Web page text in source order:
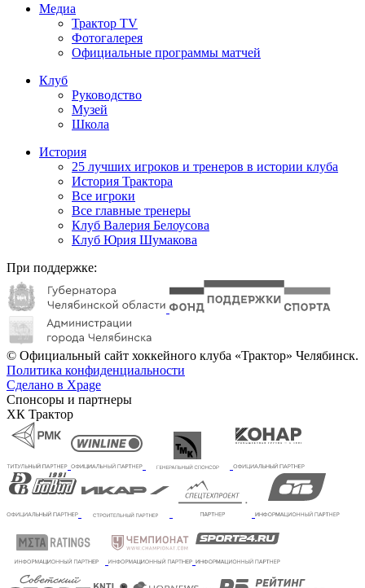
Медиа
Трактор TV
Фотогалерея
Официальные программы матчей
Клуб
Руководство
Музей
Школа
История
25 лучших игроков и тренеров в истории клуба
История Трактора
Все игроки
Все главные тренеры
Клуб Валерия Белоусова
Клуб Юрия Шумакова
При поддержке:
© Официальный сайт хоккейного клуба «Трактор» Челябинск.
Политика конфиденциальности
Сделано в Xpage
Спонсоры и партнеры
ХК Трактор